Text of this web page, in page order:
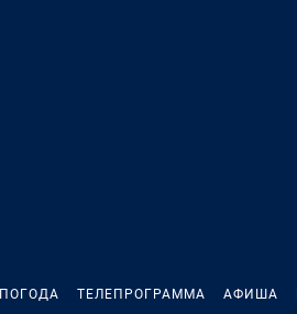
ПОГОДА ТЕЛЕПРОГРАММА АФИША